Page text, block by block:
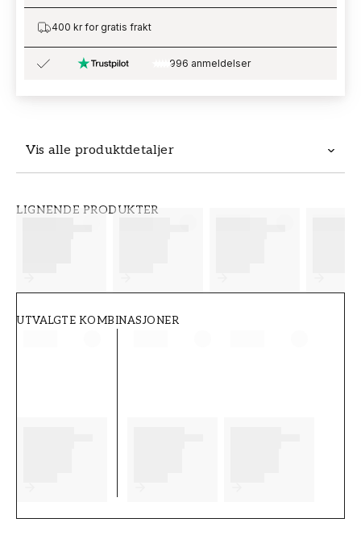
Vis alle produktdetaljer
LIGNENDE PRODUKTER
UTVALGTE KOMBINASJONER
400 kr for gratis frakt
996 anmeldelser